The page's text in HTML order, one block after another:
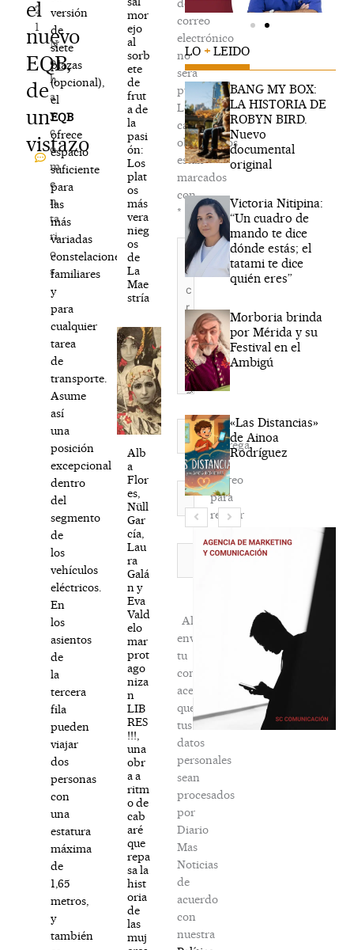
el
nuevo
EQB,
de
un
vistazo
2
1
N
o
h
a
y
c
o
m
e
n
ta
ri
o
s
versión
de
siete
plazas
(opcional),
el
EQB
ofrece
espacio
suficiente
para
las
más
variadas
constelaciones
familiares
y
para
cualquier
tarea
de
transporte.
Asume
así
una
posición
excepcional
dentro
del
segmento
de
los
vehículos
eléctricos.
En
los
asientos
de
la
tercera
fila
pueden
viajar
dos
personas
con
una
estatura
máxima
de
1,65
metros,
y
también
mor
ejo
al
sorb
ete
de
frut
a de
la
pasi
ón:
Los
plat
os
más
vera
nieg
os
de
La
Mae
stría
Alb
a
Flor
es,
Nüll
Gar
cía,
Lau
ra
Galá
n y
Eva
Vald
elo
mar
prot
ago
niza
n
LIB
RES
!!!,
una
obr
a a
ritm
o de
cab
aré
que
repa
sa la
hist
oria
de
las
muj
de
correo
electrónico
no
será
publicada.
Los
campos
obligatorios
están
marcados
con
*
Escribe
aquí...
Nombre*
Correo
electrónico*
Agréga
mi
correo
para
recibir
la
newsletter
Al
enviar
tu
comentario,
aceptas
que
tus
datos
personales
sean
procesados
por
Diario
Mas
Noticias
de
acuerdo
con
nuestra
LO + LEIDO
BANG MY BOX:
LA HISTORIA DE
ROBYN BIRD.
Nuevo
documental
original
Victoria Nitipina:
“Un cuadro de
mando te dice
dónde estás; el
tatami te dice
quién eres”
Morboria brinda
por Mérida y su
Festival en el
Ambigú
«Las Distancias»
de Ainoa
Rodríguez